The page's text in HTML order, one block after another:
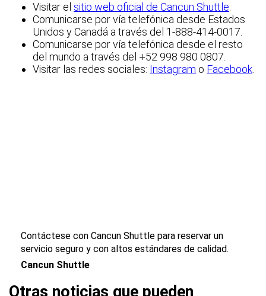
Visitar el sitio web oficial de Cancun Shuttle.
Comunicarse por vía telefónica desde Estados
Unidos y Canadá a través del 1-888-414-0017.
Comunicarse por vía telefónica desde el resto
del mundo a través del +52 998 980 0807.
Visitar las redes sociales: Instagram o Facebook.
Contáctese con Cancun Shuttle para reservar un
servicio seguro y con altos estándares de calidad.
Cancun Shuttle
Otras noticias que pueden